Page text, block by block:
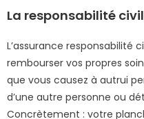
La responsabilité
L’assurance responsabilité
rembourser vos propres
que vous causez à autrui
d’une autre personne ou
Concrètement : votre